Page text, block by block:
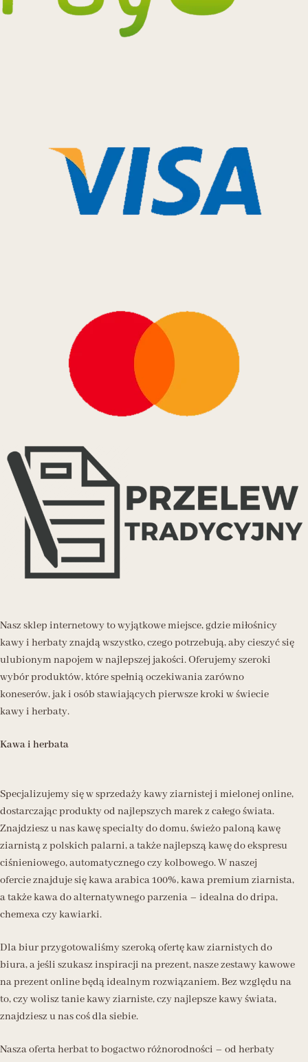
Nasz sklep internetowy to wyjątkowe miejsce, gdzie miłośnicy
kawy i herbaty znajdą wszystko, czego potrzebują, aby cieszyć się
ulubionym napojem w najlepszej jakości. Oferujemy szeroki
wybór produktów, które spełnią oczekiwania zarówno
koneserów, jak i osób stawiających pierwsze kroki w świecie
kawy i herbaty.
Kawa i herbata
Specjalizujemy się w sprzedaży kawy ziarnistej i mielonej online,
dostarczając produkty od najlepszych marek z całego świata.
Znajdziesz u nas kawę specialty do domu, świeżo paloną kawę
ziarnistą z polskich palarni, a także najlepszą kawę do ekspresu
ciśnieniowego, automatycznego czy kolbowego. W naszej
ofercie znajduje się kawa arabica 100%, kawa premium ziarnista,
a także kawa do alternatywnego parzenia – idealna do dripa,
chemexa czy kawiarki.
Dla biur przygotowaliśmy szeroką ofertę kaw ziarnistych do
biura, a jeśli szukasz inspiracji na prezent, nasze zestawy kawowe
na prezent online będą idealnym rozwiązaniem. Bez względu na
to, czy wolisz tanie kawy ziarniste, czy najlepsze kawy świata,
znajdziesz u nas coś dla siebie.
Nasza oferta herbat to bogactwo różnorodności – od herbaty